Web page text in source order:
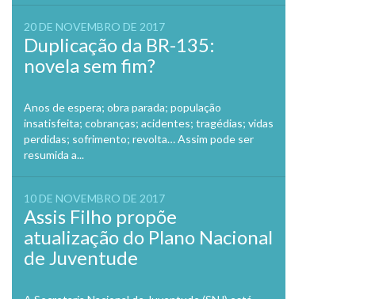
20 DE NOVEMBRO DE 2017
Duplicação da BR-135:
novela sem fim?
Anos de espera; obra parada; população
insatisfeita; cobranças; acidentes; tragédias; vidas
perdidas; sofrimento; revolta… Assim pode ser
resumida a...
10 DE NOVEMBRO DE 2017
Assis Filho propõe
atualização do Plano Nacional
de Juventude